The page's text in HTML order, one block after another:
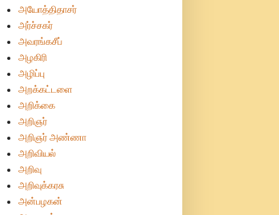
அயோத்திதாசர்
அர்ச்சகர்
அவரங்கசீப்
அழகிரி
அழிப்பு
அறக்கட்டளை
அறிக்கை
அறிஞர்
அறிஞர் அண்ணா
அறிவியல்
அறிவு
அறிவுக்கரசு
அன்பழகன்